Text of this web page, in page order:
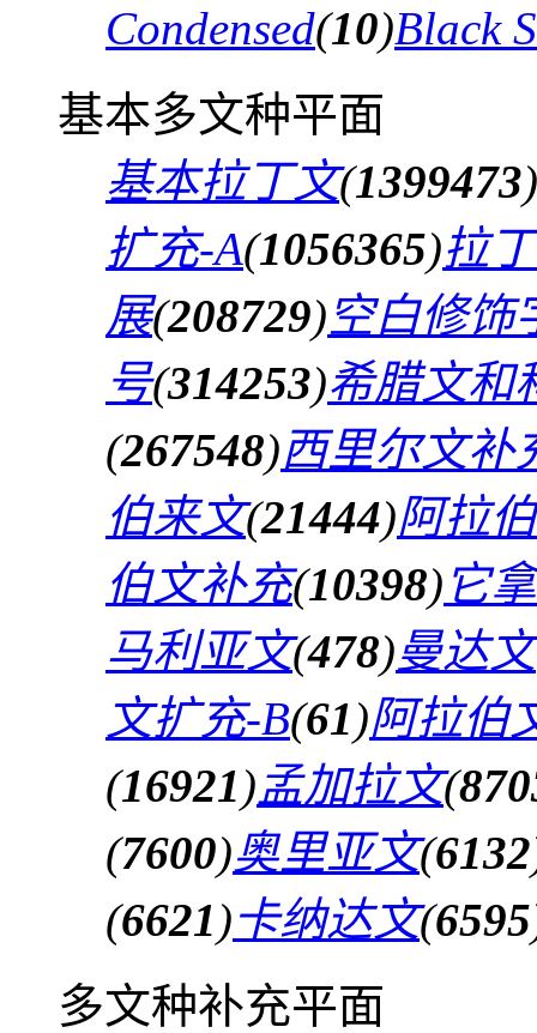
Condensed(10)Black
基本多文种平面
基本拉丁文(1399473)
扩充-A(1056365)拉
展(208729)空白修饰
号(314253)希腊文和
(267548)西里尔文补
伯来文(21444)阿拉
伯文补充(10398) 它
马利亚文(478)曼达文
文扩充-B(61)阿拉伯
(16921)孟加拉文(
(7600)奥里亚文(6132
(6621)卡纳达文(6595
多文种补充平面